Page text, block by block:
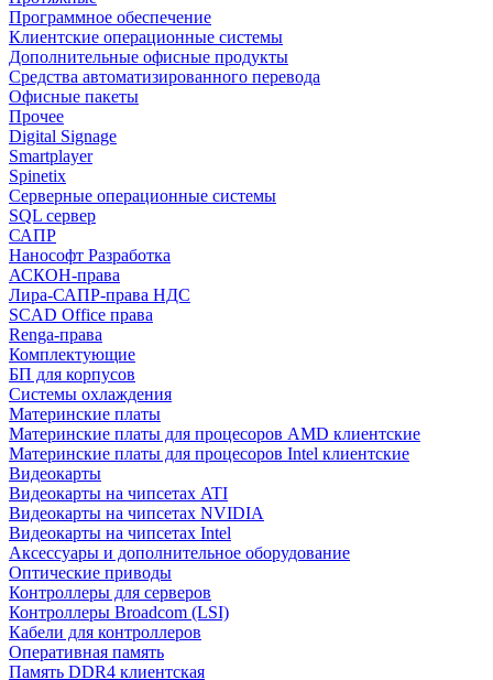
Программное обеспечение
Клиентские операционные системы
Дополнительные офисные продукты
Средства автоматизированного перевода
Офисные пакеты
Прочее
Digital Signage
Smartplayer
Spinetix
Серверные операционные системы
SQL сервер
САПР
Нанософт Разработка
АСКОН-права
Лира-САПР-права НДС
SCAD Office права
Renga-права
Комплектующие
БП для корпусов
Системы охлаждения
Материнские платы
Материнские платы для процесоров AMD клиентские
Материнские платы для процесоров Intel клиентские
Видеокарты
Видеокарты на чипсетах ATI
Видеокарты на чипсетах NVIDIA
Видеокарты на чипсетах Intel
Аксессуары и дополнительное оборудование
Оптические приводы
Контроллеры для серверов
Контроллеры Broadcom (LSI)
Кабели для контроллеров
Оперативная память
Память DDR4 клиентская